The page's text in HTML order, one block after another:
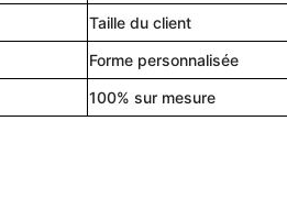
Taille du client
Forme personnalisée
100% sur mesure